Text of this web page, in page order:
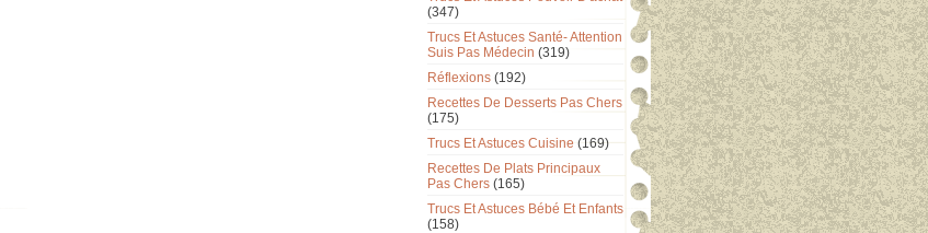
(347)
Trucs Et Astuces Santé- Attention
Suis Pas Médecin (319)
Réflexions (192)
Recettes De Desserts Pas Chers
(175)
Trucs Et Astuces Cuisine (169)
Recettes De Plats Principaux
Pas Chers (165)
Trucs Et Astuces Bébé Et Enfants
(158)